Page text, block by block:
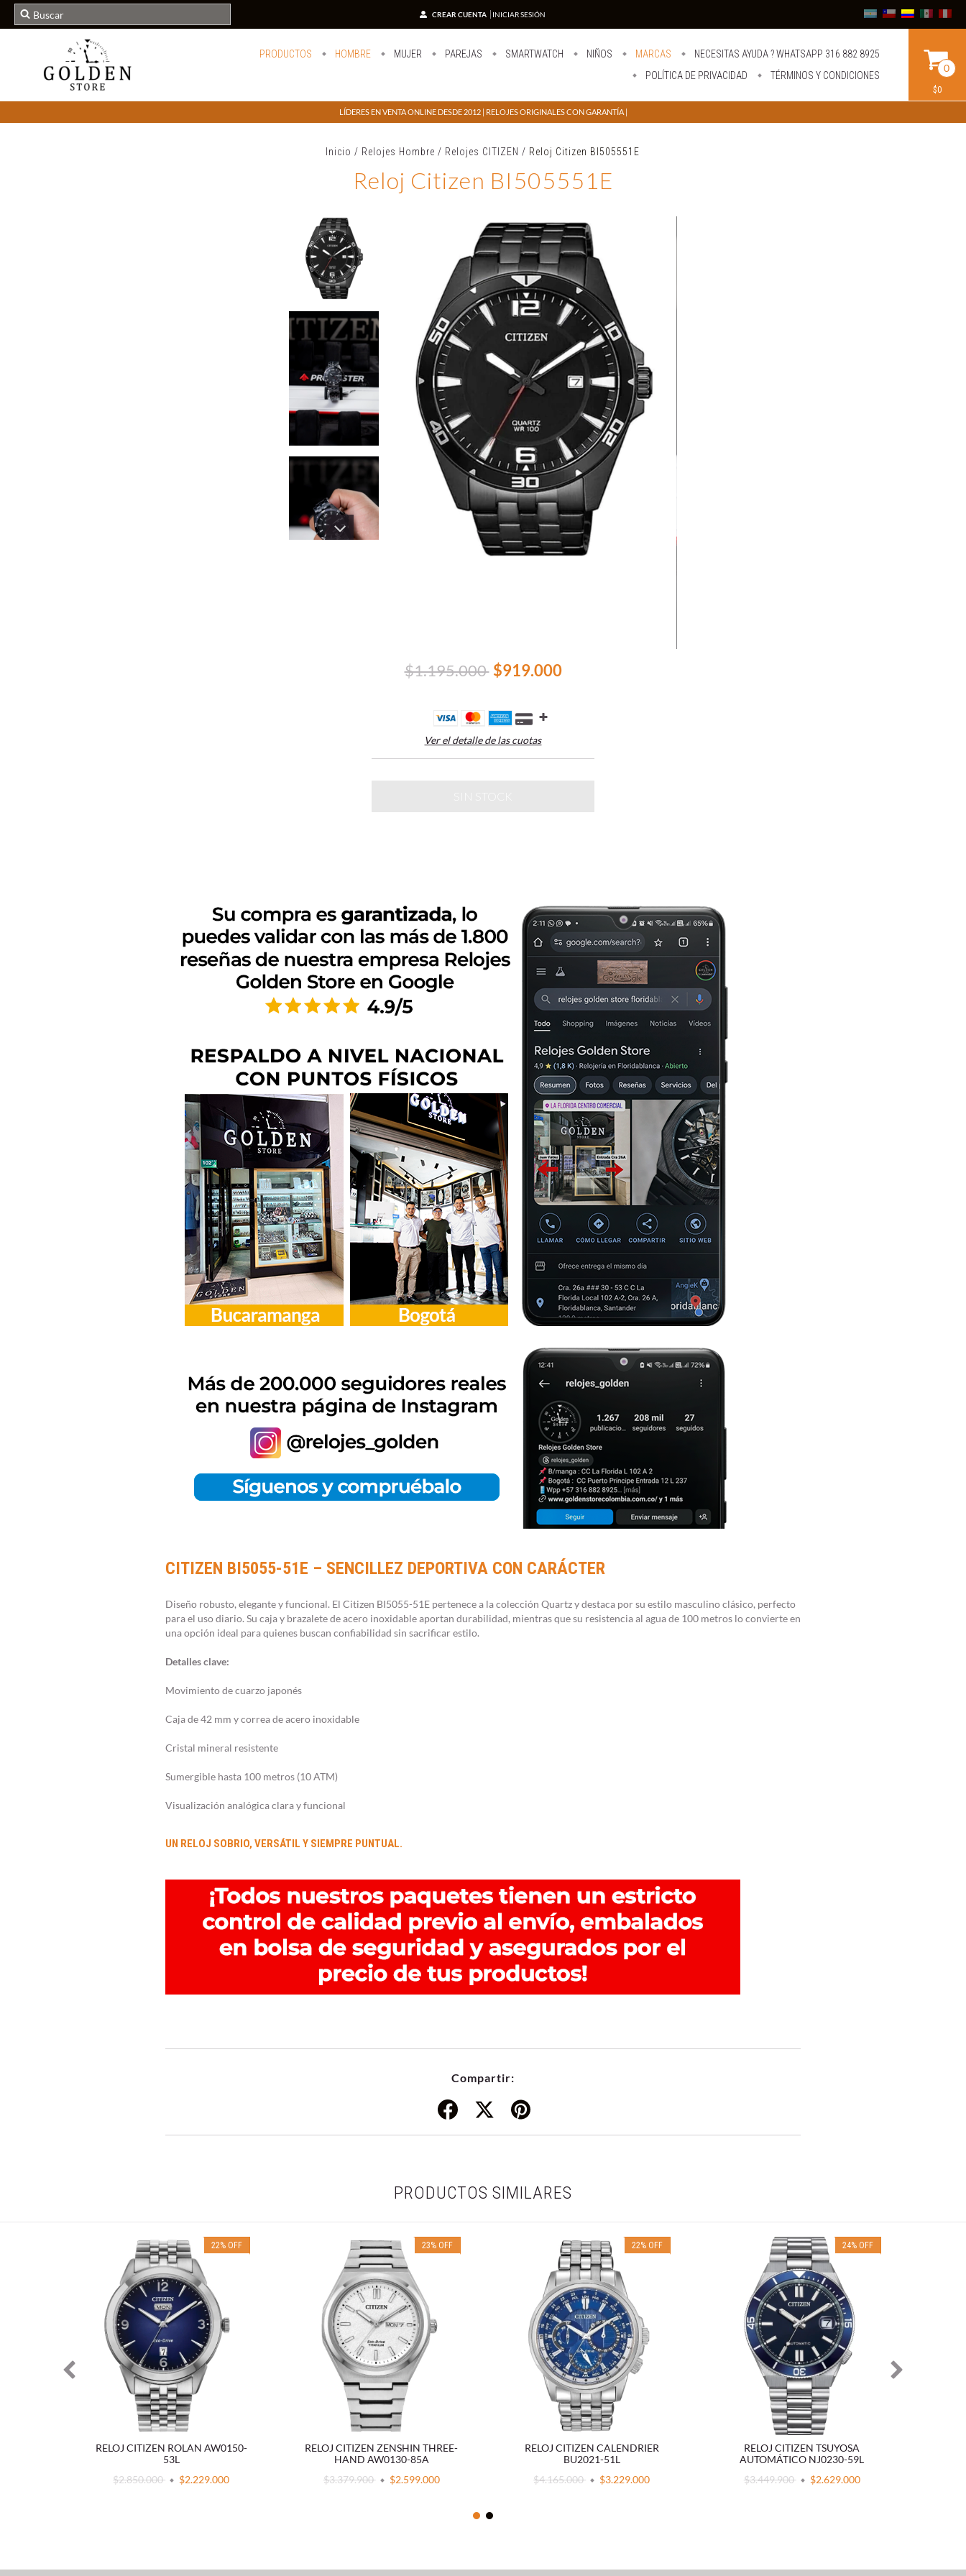
CREAR CUENTA INICIAR SESIÓN
PRODUCTOS HOMBRE MUJER PAREJAS SMARTWATCH NIÑOS MARCAS
NECESITAS AYUDA ? WHATSAPP 316 882 8925
POLÍTICA DE PRIVACIDAD
TÉRMINOS Y CONDICIONES
0
$0
LÍDERES EN VENTA ONLINE DESDE 2012 | RELOJES ORIGINALES CON GARANTÍA |
Inicio / Relojes Hombre / Relojes CITIZEN / Reloj Citizen BI505551E
Reloj Citizen BI505551E
$1.195.000 $919.000
Ver el detalle de las cuotas
CITIZEN BI5055-51E – SENCILLEZ DEPORTIVA CON CARÁCTER
Diseño robusto, elegante y funcional. El Citizen BI5055-51E pertenece a la colección Quartz y destaca por su estilo masculino clásico, perfecto
para el uso diario. Su caja y brazalete de acero inoxidable aportan durabilidad, mientras que su resistencia al agua de 100 metros lo convierte en
una opción ideal para quienes buscan confiabilidad sin sacrificar estilo.
Detalles clave:
Movimiento de cuarzo japonés
Caja de 42 mm y correa de acero inoxidable
Cristal mineral resistente
Sumergible hasta 100 metros (10 ATM)
Visualización analógica clara y funcional
UN RELOJ SOBRIO, VERSÁTIL Y SIEMPRE PUNTUAL.
Compartir:
PRODUCTOS SIMILARES
22% OFF
RELOJ CITIZEN ROLAN AW0150-
53L
$2.850.000
$2.229.000
23% OFF
RELOJ CITIZEN ZENSHIN THREE-
HAND AW0130-85A
$3.379.900
$2.599.000
22% OFF
RELOJ CITIZEN CALENDRIER
BU2021-51L
$4.165.000
$3.229.000
24% OFF
RELOJ CITIZEN TSUYOSA
AUTOMÁTICO NJ0230-59L
$3.449.900
$2.629.000